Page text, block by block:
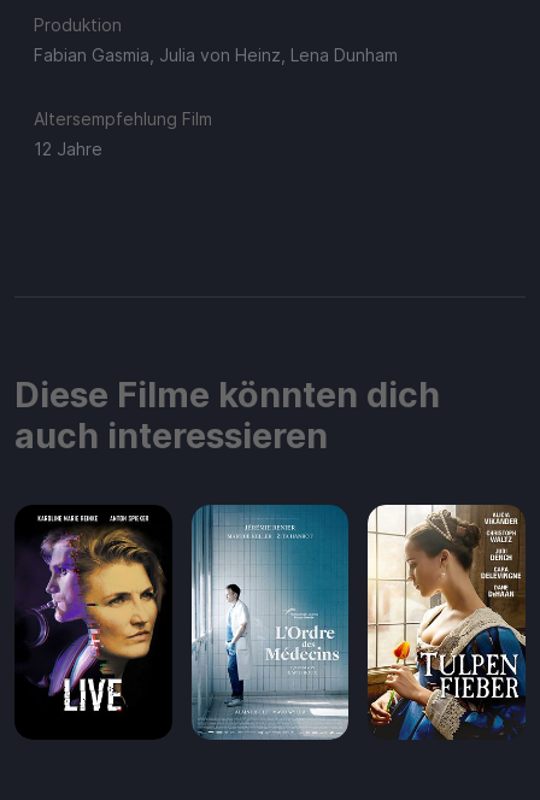
Produktion
Fabian Gasmia, Julia von Heinz, Lena Dunham
Altersempfehlung Film
12 Jahre
Diese Filme könnten dich
auch interessieren